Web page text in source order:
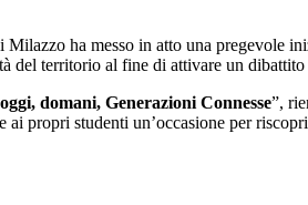
ha messo in atto una pregevole
del territorio al fine di attivare un
domani, Generazioni Connesse”,
propri studenti un’occasione per